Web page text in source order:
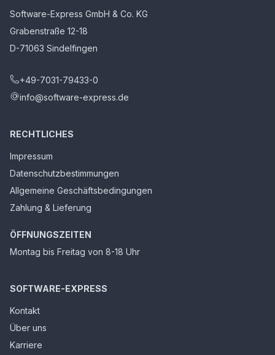
Software-Express GmbH & Co. KG
Grabenstraße 12-18
D-71063 Sindelfingen
+49-7031-79433-0
info@software-express.de
RECHTLICHES
Impressum
Datenschutzbestimmungen
Allgemeine Geschäftsbedingungen
Zahlung & Lieferung
ÖFFNUNGSZEITEN
Montag bis Freitag von 8-18 Uhr
SOFTWARE-EXPRESS
Kontakt
Über uns
Karriere